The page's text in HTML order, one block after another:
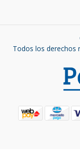
Todos los derechos